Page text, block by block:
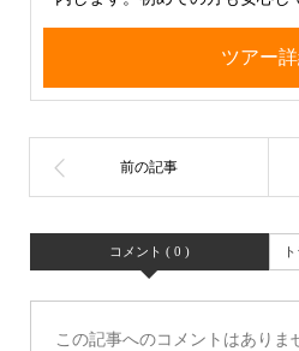
ツアー
コメント ( 0 )
この記事へのコメントはありま